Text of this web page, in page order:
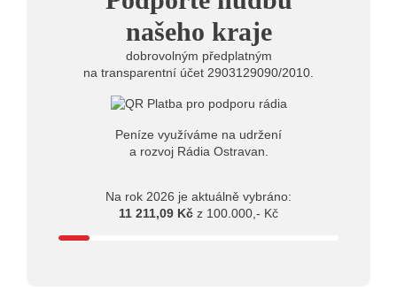
Štěrkovna Open Music: Klubová scéna na festivalu
nabídne Krhuta i Beatlesnašeho kraje
dobrovolným předplatným
na transparentní účet 2903129090/2010.
Peníze využíváme na udržení
a rozvoj Rádia Ostravan.
Na rok 2026 je aktuálně vybráno:
11 211,09 Kč z 100.000,- Kč